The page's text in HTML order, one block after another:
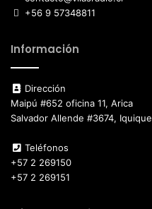
+56 9 57348811
Información
Dirección
Maipú #652 oficina 11, Arica
Salvador Allende #3674, Iquique
Teléfonos
+57 2 269150
+57 2 269151